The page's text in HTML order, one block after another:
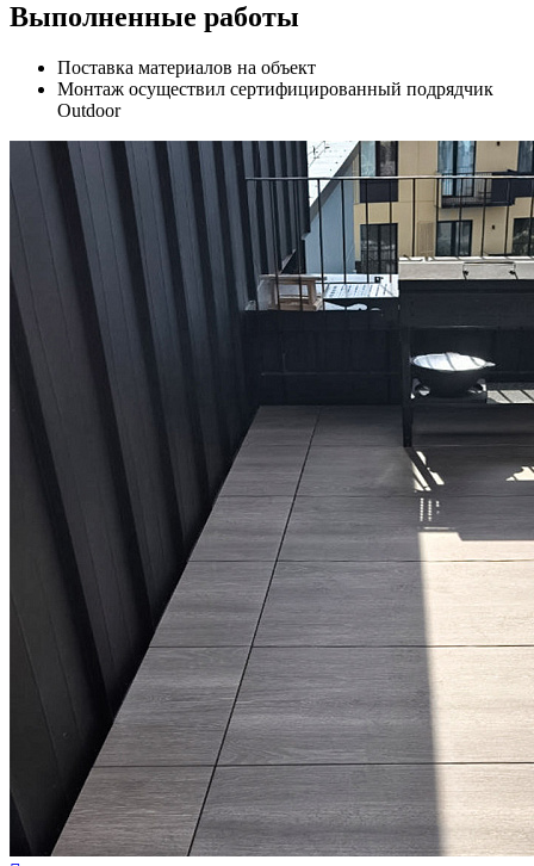
Выполненные работы
Поставка материалов на объект
Монтаж осуществил сертифицированный подрядчик
Outdoor